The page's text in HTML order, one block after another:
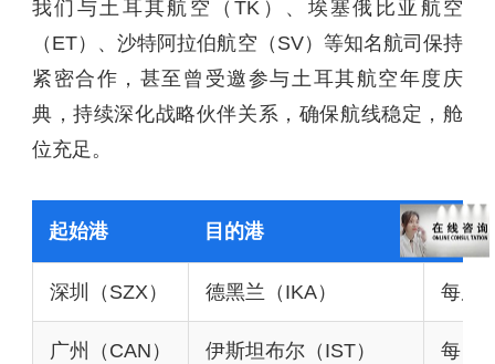
我们与土耳其航空（TK）、埃塞俄比亚航空
（ET）、沙特阿拉伯航空（SV）等知名航司保持
紧密合作，甚至曾受邀参与土耳其航空年度庆
典，持续深化战略伙伴关系，确保航线稳定，舱
位充足。
起始港 目的港 航期/
深圳（SZX） 德黑兰（IKA） 每周
广州（CAN） 伊斯坦布尔（IST） 每日